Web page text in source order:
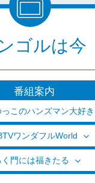
ゴルは今
番組案内
っこのハンズマン大好き
ワンダフルWorld
く門には福きたる